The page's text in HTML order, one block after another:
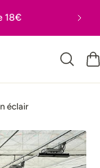
18€
éclair